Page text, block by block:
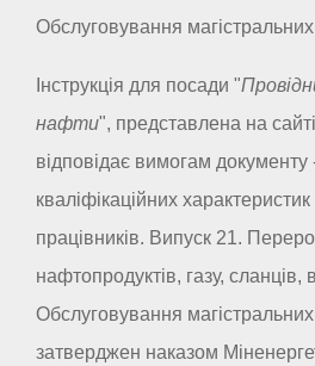
Обслуговування
Інструкція для посади "
нафти", представлена на сайті
відповідає вимогам
кваліфікаційних
працівників. Випуск 21.
нафтопродуктів, газу, сланців,
Обслуговування
затверджен наказом